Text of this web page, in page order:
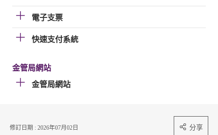
電子支票
快速支付系統
金管局網站
金管局網站
修訂日期 : 2026年07月02日 分享